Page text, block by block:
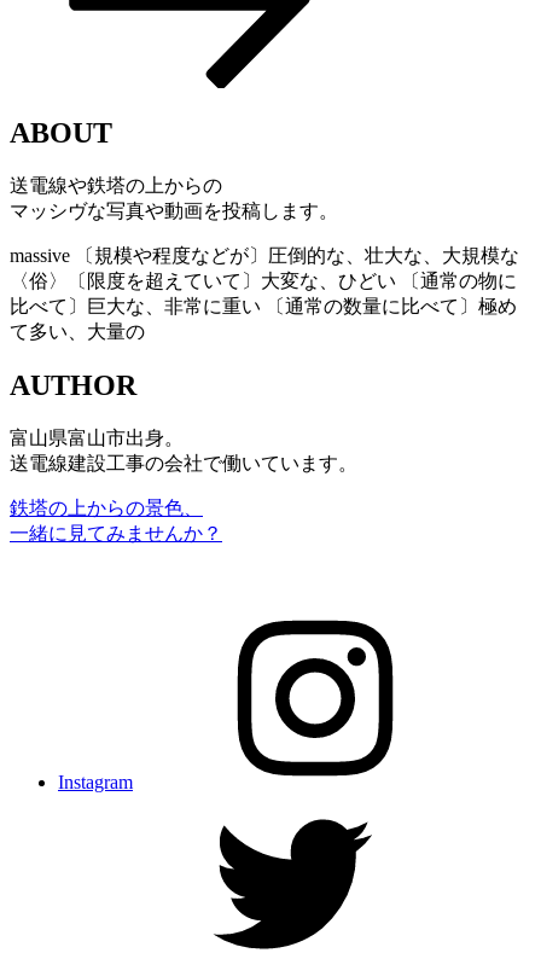
ABOUT
送電線や鉄塔の上からの
マッシヴな写真や動画を投稿します。
massive 〔規模や程度などが〕圧倒的な、壮大な、大規模な
〈俗〉〔限度を超えていて〕大変な、ひどい 〔通常の物に
比べて〕巨大な、非常に重い 〔通常の数量に比べて〕極め
て多い、大量の
AUTHOR
富山県富山市出身。
送電線建設工事の会社で働いています。
鉄塔の上からの景色、
一緒に見てみませんか？
Instagram